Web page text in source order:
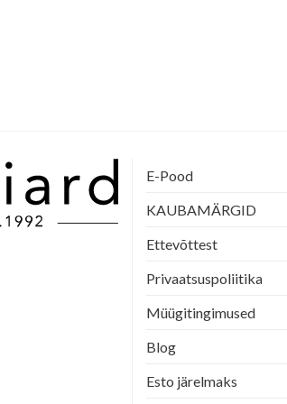
E-Pood
KAUBAMÄRGID
Ettevõttest
Privaatsuspoliitika
Müügitingimused
Blog
Esto järelmaks